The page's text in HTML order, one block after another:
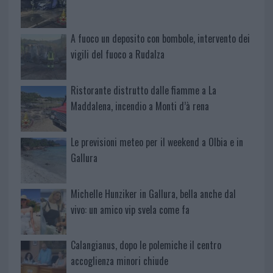
A fuoco un deposito con bombole, intervento dei
vigili del fuoco a Rudalza
Ristorante distrutto dalle fiamme a La
Maddalena, incendio a Monti d’à rena
Le previsioni meteo per il weekend a Olbia e in
Gallura
Michelle Hunziker in Gallura, bella anche dal
vivo: un amico vip svela come fa
Calangianus, dopo le polemiche il centro
accoglienza minori chiude